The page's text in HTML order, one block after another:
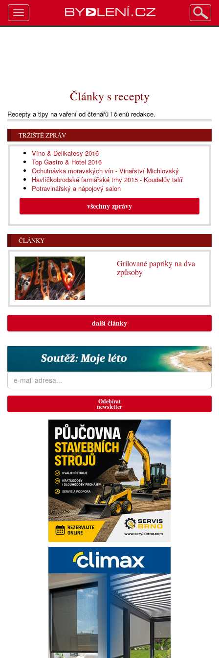
Články s recepty
Recepty a tipy na vaření od čtenářů i členů redakce.
TRŽIŠTĚ ZPRÁV
Víno & Delikatesy 2016
Top Gastro & Hotel 2016
Ochutnávka moravských vín - Vinařství Michlovský
Havlíčkobrodské farmářské trhy 2015 - Koudelův talíř
Potravinářský a nápojový salon
všechny zprávy
ČLÁNKY
Grilované papriky na dva
způsoby
další články
Odebírat
newsletter
Toggle
navigation